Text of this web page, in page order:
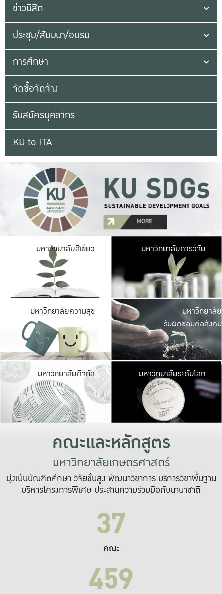
ข่าวนิสิต
ประชุม/สัมมนา/อบรม
การศึกษา
จัดซื้อจัดจ้าง
รับสมัครบุคลากร
KU to ITA
มหาวิทยาลัยสีเขียว มหาวิ
มีพื้นที่เขียวสดใส
เป็นป่าในเมือง เกษต
มหาวิทยาลัยการวิจัย
มหาวิทยาลัยความสุข มหาวิ
ค
เปิดประ
และพบเรื่องราวใ
มหาวิทยาลัย
รับผิดชอบต่อสังคม
มหาวิทยาลัยดิจิทัล มหาวิ
เปลี่ยนแปลง แล
เพื่อทำง
ระบบสารสนเทศ
มหาวิทยาลัยระดับโลก
คณะและหลักสูตร
มหาวิทยาลัยเกษตรศาสตร์
มุ่งเน้นบัณฑิตศึกษา วิจัยขั้นสูง พัฒนาวิชาการ บริการวิชาพื้นฐาน
บริหารโครงการพิเศษ ประสานความร่วมมือกับนานาชาติ
37
คณะ
459